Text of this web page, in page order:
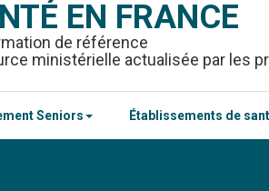
EN FRANCE
de référence
ministérielle actualisée par les
Seniors Établissements de